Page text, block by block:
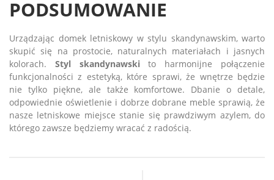
PODSUMOWANIE
Urządzając domek letniskowy w stylu skandynawskim, warto
skupić się na prostocie, naturalnych materiałach i jasnych
kolorach. Styl skandynawskito harmonijne połączenie
funkcjonalności z estetyką, które sprawi, że wnętrze będzie
nie tylko piękne, ale także komfortowe. Dbanie o detale,
odpowiednie oświetlenie i dobrze dobrane meble sprawią, że
nasze letniskowe miejsce stanie się prawdziwym azylem, do
którego zawsze będziemy wracać z radością.